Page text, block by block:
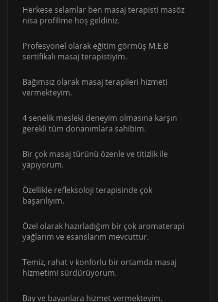
Herkese selamlar ben masaj terapisti masöz
nisa profilime hoş geldiniz.
Profesyonel olarak eğitim görmüş M.E.B
sertifikalı masaj terapistiyim.
Bağımsız olarak masaj terapileri hizmeti
vermekteyim.
4 senelik mesleki deneyim olmasına karşın
gerekli tüm donanımlara sahibim.
Bir çok masaj türünü özenle ve titizlik ile
yapıyorum.
Özellikle refleksoloji terapisinde çok
başarılıyım.
Özel olarak hazırladığım bir çok aromaterapi
yağlarım ve esanslarım mevcuttur.
Temiz, rahat v konforlu bir ortamda masaj
hizmetimi sürdürüyorum.
Bay ve bayanlara hizmet vermekteyim.